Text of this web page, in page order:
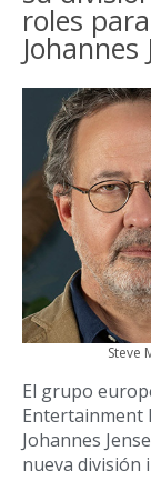
roles
Johannes
Steve
El grupo
Entertainment
Johannes
nueva división